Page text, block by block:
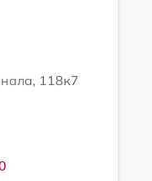
118к7